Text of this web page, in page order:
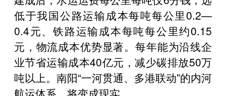
低于我国公路运输成本每吨每公里0.2—
0.4元、铁路运输成本每吨每公里约0.15
元，物流成本优势显著。每年能为沿线企
业节省运输成本40亿元，减少碳排放50万
吨以上。南阳“一河贯通、多港联动”的内河
航运体系，将变成现实。